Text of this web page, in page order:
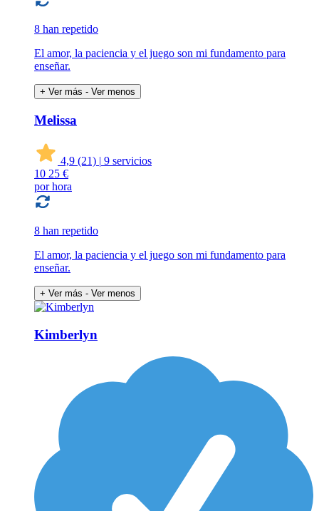
8 han repetido
El amor, la paciencia y el juego son mi fundamento para
enseñar.
+ Ver más - Ver menos
Melissa
4,9 (21) | 9 servicios
10 25 €
por hora
8 han repetido
El amor, la paciencia y el juego son mi fundamento para
enseñar.
+ Ver más - Ver menos
Kimberlyn